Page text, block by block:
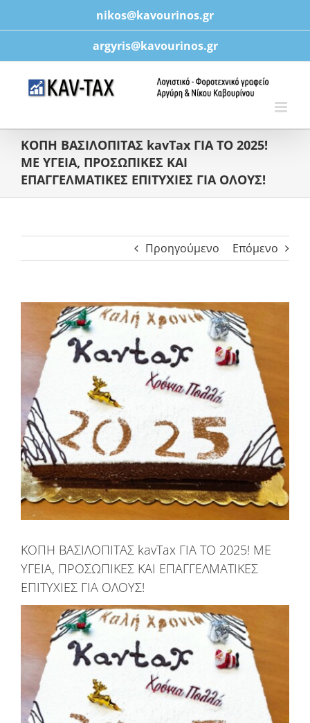
περιεχόμενο
nikos@kavourinos.gr
argyris@kavourinos.gr
ΚΟΠΗ ΒΑΣΙΛΟΠΙΤΑΣ kavTax ΓΙΑ ΤΟ 2025!
ΜΕ ΥΓΕΙΑ, ΠΡΟΣΩΠΙΚΕΣ ΚΑΙ
ΕΠΑΓΓΕΛΜΑΤΙΚΕΣ ΕΠΙΤΥΧΙΕΣ ΓΙΑ ΟΛΟΥΣ!
Προηγούμενο Επόμενο
Προβολή
μεγαλύτερης
εικόνας
ΚΟΠΗ ΒΑΣΙΛΟΠΙΤΑΣ kavTax ΓΙΑ ΤΟ 2025! ΜΕ
ΥΓΕΙΑ, ΠΡΟΣΩΠΙΚΕΣ ΚΑΙ ΕΠΑΓΓΕΛΜΑΤΙΚΕΣ
ΕΠΙΤΥΧΙΕΣ ΓΙΑ ΟΛΟΥΣ!